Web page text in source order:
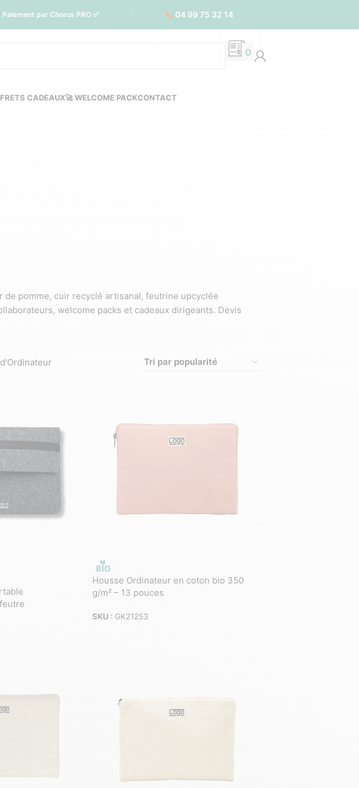
Paiement par Chorus PRO ✅ 📞 04 99 75 32 14
0
CADEAUX🚀 WELCOME PACKCONTACT
éco-responsable
pomme, cuir recyclé artisanal, feutrine upcyclée
welcome packs et cadeaux dirigeants. Devis
Housse Ordinateur en coton bio 350
g/m² – 13 pouces
SKU : GK21253